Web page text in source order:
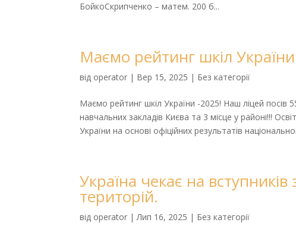
БойкоСкрипченко – матем. 200 б...
Маємо рейтинг шкіл
від operator | Вер 15, 2025 | Без категорії
Маємо рейтинг шкіл України -2025! Наш ліцей посів
навчальних закладів Києва та 3 місце у районі!!!
України на основі офіційних результатів
Україна чекає на
територій.
від operator |Лип 16, 2025 | Без категорії